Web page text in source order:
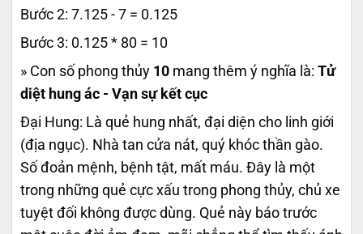
Bước 2: 7.125 - 7 = 0.125
Bước 3: 0.125 * 80 = 10
» Con số phong thủy 10 mang thêm ý nghĩa là: Tử
diệt hung ác - Vạn sự kết cục
Đại Hung: Là quẻ hung nhất, đại diện cho linh giới
(địa ngục). Nhà tan cửa nát, quý khóc thần gào.
Số đoản mệnh, bệnh tật, mất máu. Đây là một
trong những quẻ cực xấu trong phong thủy, chủ xe
tuyệt đối không được dùng. Quẻ này báo trước